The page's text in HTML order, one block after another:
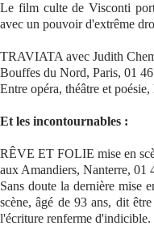
Le film culte de Visconti
avec un pouvoir d'extrême
TRAVIATA avec Judith
Bouffes du Nord, Paris, 01
Entre opéra, théâtre et
Et les incontournables :
RÊVE ET FOLIE mise en
aux Amandiers, Nanterre, 01
Sans doute la dernière mise
scène, âgé de 93 ans, dit
l'écriture renferme d'indicible.